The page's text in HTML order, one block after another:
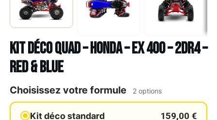
Kit déco Quad – HONDA – EX 400 – 2DR4 –
RED & BLUE
Choisissez votre formule 2 options
Kit déco standard 159,00 €